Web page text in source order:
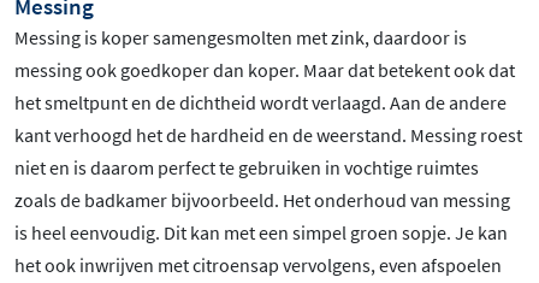
Messing is koper samengesmolten met zink, daardoor is
messing ook goedkoper dan koper. Maar dat betekent ook dat
het smeltpunt en de dichtheid wordt verlaagd. Aan de andere
kant verhoogd het de hardheid en de weerstand. Messing roest
niet en is daarom perfect te gebruiken in vochtige ruimtes
zoals de badkamer bijvoorbeeld. Het onderhoud van messing
is heel eenvoudig. Dit kan met een simpel groen sopje. Je kan
het ook inwrijven met citroensap vervolgens, even afspoelen